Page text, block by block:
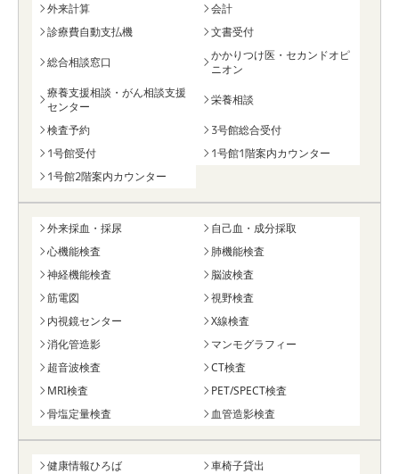
外来計算
会計
診療費自動支払機
文書受付
総合相談窓口
かかりつけ医・セカンドオピ
ニオン
療養支援相談・がん相談支援
センター
栄養相談
検査予約
3号館総合受付
1号館受付
1号館1階案内カウンター
1号館2階案内カウンター
外来採血・採尿
自己血・成分採取
心機能検査
肺機能検査
神経機能検査
脳波検査
筋電図
視野検査
内視鏡センター
X線検査
消化管造影
マンモグラフィー
超音波検査
CT検査
MRI検査
PET/SPECT検査
骨塩定量検査
血管造影検査
健康情報ひろば
車椅子貸出